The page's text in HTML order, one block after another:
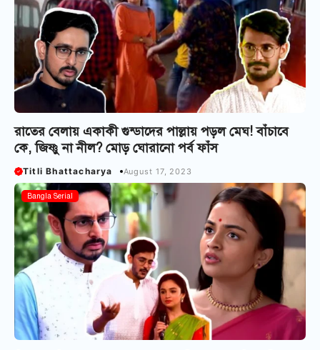
রাতের বেলায় একাকী গুন্ডাদের পাল্লায় পড়ল মেঘ! বাঁচাবে
কে, জিষ্ণু না নীল? মোড় ঘোরানো পর্ব ফাঁস
Titli Bhattacharya August 17, 2023
Bangla Serial